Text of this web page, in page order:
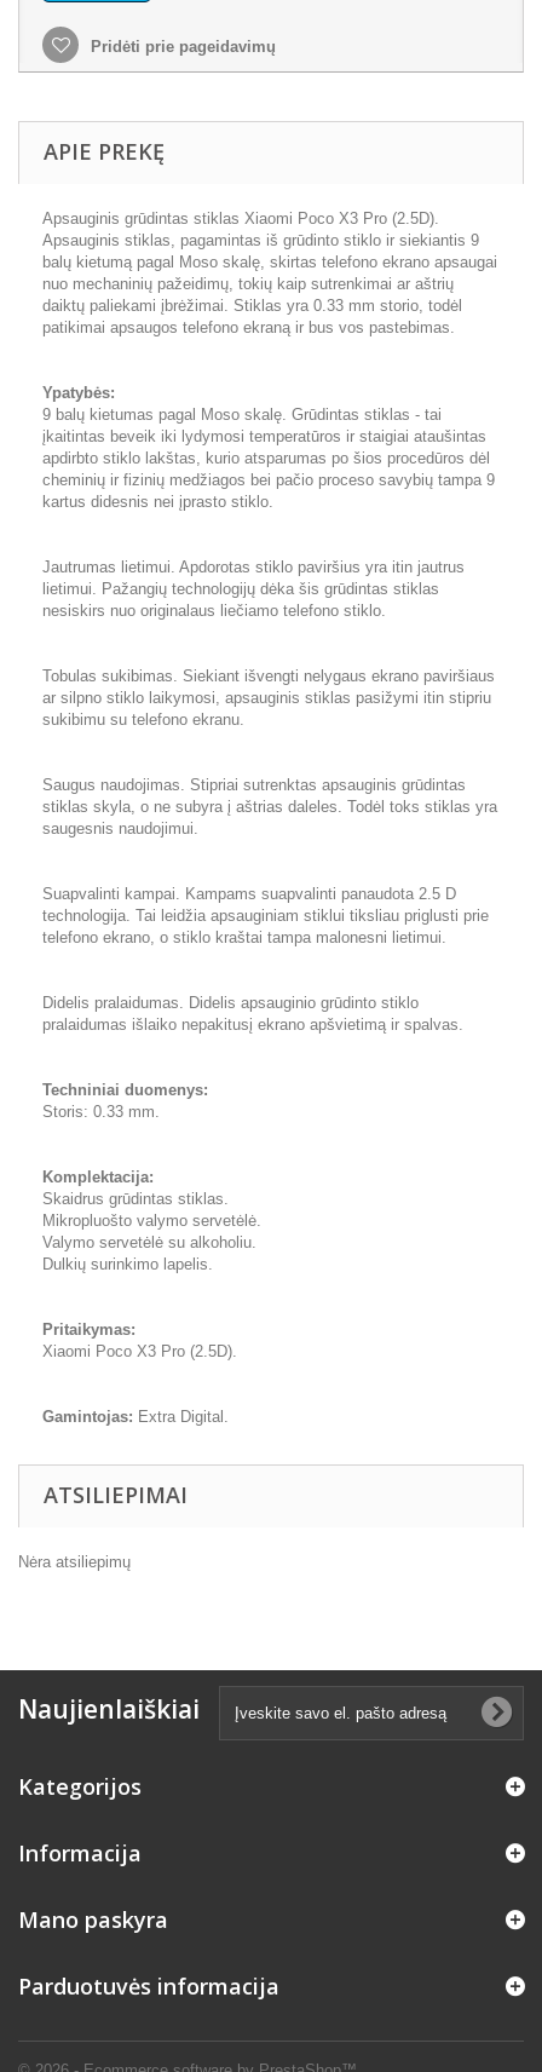
Pridėti prie pageidavimų
APIE PREKĘ
Apsauginis grūdintas stiklas Xiaomi Poco X3 Pro (2.5D).
Apsauginis stiklas, pagamintas iš grūdinto stiklo ir siekiantis 9
balų kietumą pagal Moso skalę, skirtas telefono ekrano apsaugai
nuo mechaninių pažeidimų, tokių kaip sutrenkimai ar aštrių
daiktų paliekami įbrėžimai. Stiklas yra 0.33 mm storio, todėl
patikimai apsaugos telefono ekraną ir bus vos pastebimas.
Ypatybės:
9 balų kietumas pagal Moso skalę. Grūdintas stiklas - tai
įkaitintas beveik iki lydymosi temperatūros ir staigiai ataušintas
apdirbto stiklo lakštas, kurio atsparumas po šios procedūros dėl
cheminių ir fizinių medžiagos bei pačio proceso savybių tampa 9
kartus didesnis nei įprasto stiklo.
Jautrumas lietimui. Apdorotas stiklo paviršius yra itin jautrus
lietimui. Pažangių technologijų dėka šis grūdintas stiklas
nesiskirs nuo originalaus liečiamo telefono stiklo.
Tobulas sukibimas. Siekiant išvengti nelygaus ekrano paviršiaus
ar silpno stiklo laikymosi, apsauginis stiklas pasižymi itin stipriu
sukibimu su telefono ekranu.
Saugus naudojimas. Stipriai sutrenktas apsauginis grūdintas
stiklas skyla, o ne subyra į aštrias daleles. Todėl toks stiklas yra
saugesnis naudojimui.
Suapvalinti kampai. Kampams suapvalinti panaudota 2.5 D
technologija. Tai leidžia apsauginiam stiklui tiksliau priglusti prie
telefono ekrano, o stiklo kraštai tampa malonesni lietimui.
Didelis pralaidumas. Didelis apsauginio grūdinto stiklo
pralaidumas išlaiko nepakitusį ekrano apšvietimą ir spalvas.
Techniniai duomenys:
Storis: 0.33 mm.
Komplektacija:
Skaidrus grūdintas stiklas.
Mikropluošto valymo servetėlė.
Valymo servetėlė su alkoholiu.
Dulkių surinkimo lapelis.
Pritaikymas:
Xiaomi Poco X3 Pro (2.5D).
Gamintojas: Extra Digital.
ATSILIEPIMAI
Nėra atsiliepimų
Naujienlaiškiai
Kategorijos
Informacija
Mano paskyra
Parduotuvės informacija